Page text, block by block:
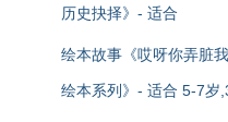
历史抉择》- 适合
绘本故事《哎呀你弄脏
绘本系列》- 适合 5-7岁